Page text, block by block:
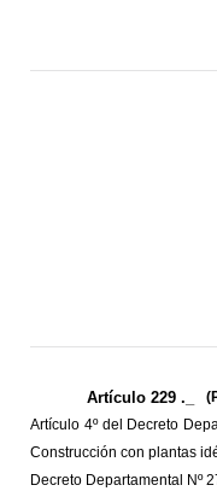
Artículo 229 ._
Artículo 4º del Decreto
Construcción con plantas
Decreto Departamental Nº